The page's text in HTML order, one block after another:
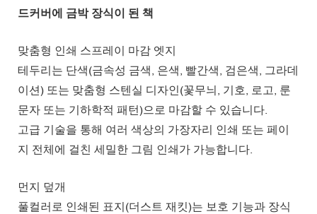
드커버에 금박 장식이 된 책
맞춤형 인쇄 스프레이 마감 엣지
테두리는 단색(금속성 금색, 은색, 빨간색, 검은색, 그라데
이션) 또는 맞춤형 스텐실 디자인(꽃무늬, 기호, 로고, 룬
문자 또는 기하학적 패턴)으로 마감할 수 있습니다.
고급 기술을 통해 여러 색상의 가장자리 인쇄 또는 페이
지 전체에 걸친 세밀한 그림 인쇄가 가능합니다.
먼지 덮개
풀컬러로 인쇄된 표지(더스트 재킷)는 보호 기능과 장식